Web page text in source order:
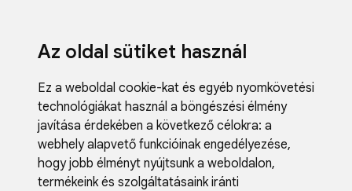
Az oldal sütiket használ
Ez a weboldal cookie-kat és egyéb nyomkövetési
technológiákat használ a böngészési élmény
javítása érdekében a következő célokra: a
webhely alapvető funkcióinak engedélyezése,
hogy jobb élményt nyújtsunk a weboldalon,
termékeink és szolgáltatásaink iránti